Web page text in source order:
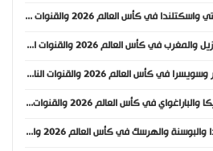
موعد مباراة هايتي واسكتلندا في كأس العالم 2026 والقنوات الناقلة
موعد مباراة البرازيل والمغرب في كأس العالم 2026 والقنوات الناقلة
موعد مباراة قطر وسويسرا في كأس العالم 2026 والقنوات الناقلة
موعد مباراة أمريكا والباراغواي في كأس العالم 2026 والقنوات الناقلة
موعد مباراة كندا والبوسنة والهرسك في كأس العالم 2026 والقنوات الناقلة